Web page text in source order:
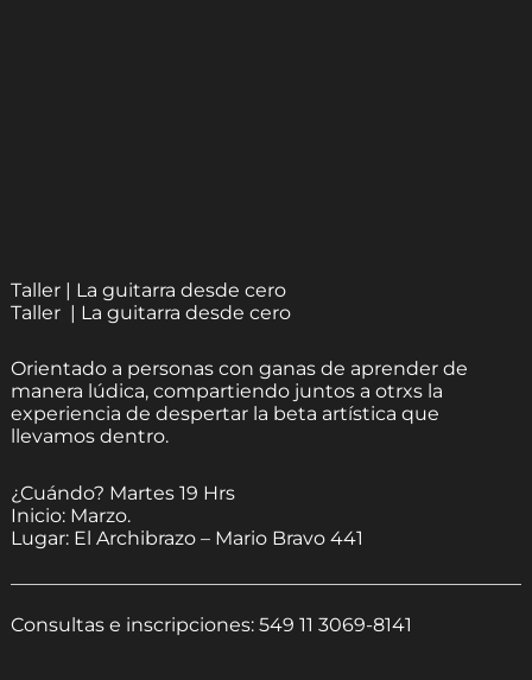
Taller | La guitarra desde cero
Taller | La guitarra desde cero
Orientado a personas con ganas de aprender de
manera lúdica, compartiendo juntos a otrxs la
experiencia de despertar la beta artística que
llevamos dentro.
¿Cuándo? Martes 19 Hrs
Inicio: Marzo.
Lugar: El Archibrazo – Mario Bravo 441
Consultas e inscripciones: 549 11 3069-8141